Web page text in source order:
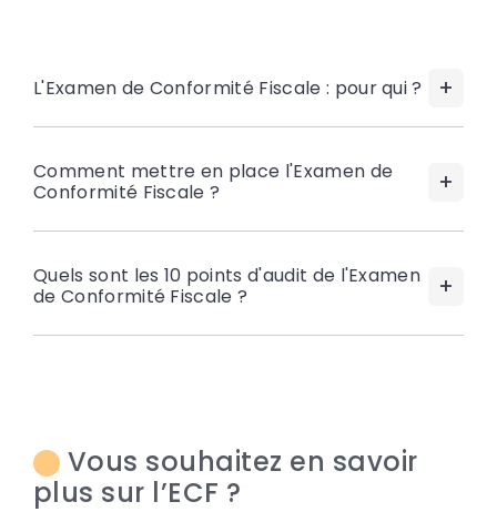
L'Examen de Conformité Fiscale : pour qui ?
Comment mettre en place l'Examen de
Conformité Fiscale ?
Quels sont les 10 points d'audit de l'Examen
de Conformité Fiscale ?
Vous souhaitez en savoir
plus sur l’ECF ?